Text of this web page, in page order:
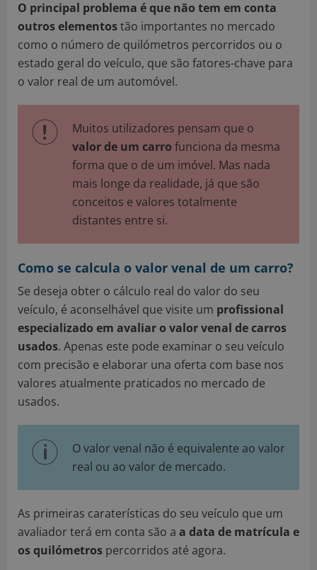
O principal problema é que não tem em conta
outros elementostão importantes no mercado
como o número de quilómetros percorridos ou o
estado geral do veículo, que são fatores-chave para
o valor real de um automóvel.
Muitos utilizadores pensam que o
valor de um carro funciona da mesma
forma que o de um imóvel. Mas nada
mais longe da realidade, já que são
conceitos e valores totalmente
distantes entre si.
Como se calcula o valor venal de um carro?
Se deseja obter o cálculo real do valor do seu
veículo, é aconselhável que visite um profissional
especializado em avaliar o valor venal de carros
usados. Apenas este pode examinar o seu veículo
com precisão e elaborar una oferta com base nos
valores atualmente praticados no mercado de
usados.
O valor venal não é equivalente ao valor
real ou ao valor de mercado.
As primeiras caraterísticas do seu veículo que um
avaliador terá em conta são a a data de matrícula e
os quilómetros percorridos até agora.